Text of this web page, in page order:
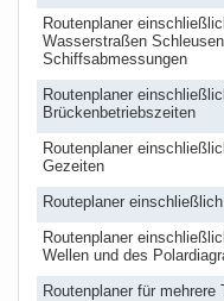
Routenplaner
Wasserstraßen
Schiffsabmessungen
Routenplaner
Brückenbetriebszeiten
Routenplaner
Gezeiten
Routeplaner
Routenplaner
Wellen und des
Routenplaner für mehrere